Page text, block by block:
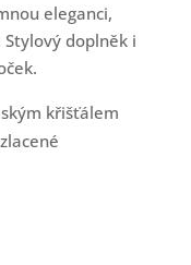
eleganci,
doplněk i
křišťálem